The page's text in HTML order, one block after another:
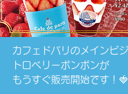
カフェドパリのメインビ
トロベリーボンボンが
もうすぐ販売開始です！🍓